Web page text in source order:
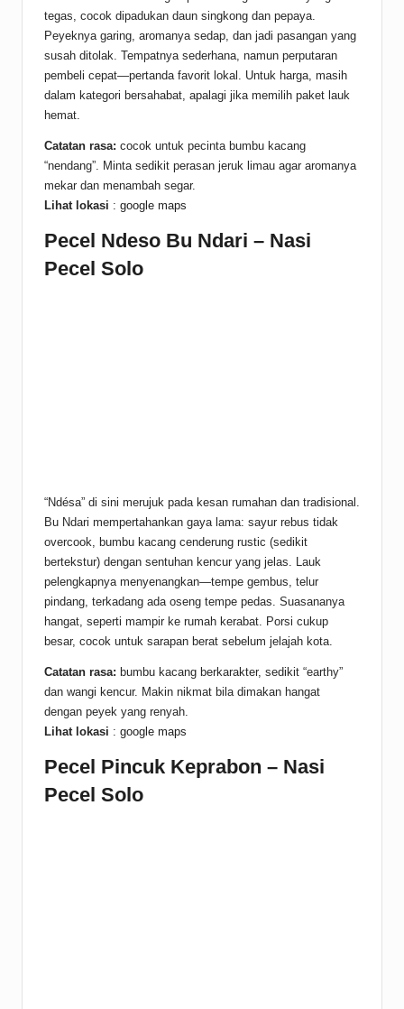
tegas, cocok dipadukan daun singkong dan pepaya.
Peyeknya garing, aromanya sedap, dan jadi pasangan yang
susah ditolak. Tempatnya sederhana, namun perputaran
pembeli cepat—pertanda favorit lokal. Untuk harga, masih
dalam kategori bersahabat, apalagi jika memilih paket lauk
hemat.
Catatan rasa: cocok untuk pecinta bumbu kacang
“nendang”. Minta sedikit perasan jeruk limau agar aromanya
mekar dan menambah segar.
Lihat lokasi : google maps
Pecel Ndeso Bu Ndari – Nasi
Pecel Solo
“Ndésa” di sini merujuk pada kesan rumahan dan tradisional.
Bu Ndari mempertahankan gaya lama: sayur rebus tidak
overcook, bumbu kacang cenderung rustic (sedikit
bertekstur) dengan sentuhan kencur yang jelas. Lauk
pelengkapnya menyenangkan—tempe gembus, telur
pindang, terkadang ada oseng tempe pedas. Suasananya
hangat, seperti mampir ke rumah kerabat. Porsi cukup
besar, cocok untuk sarapan berat sebelum jelajah kota.
Catatan rasa: bumbu kacang berkarakter, sedikit “earthy”
dan wangi kencur. Makin nikmat bila dimakan hangat
dengan peyek yang renyah.
Lihat lokasi : google maps
Pecel Pincuk Keprabon – Nasi
Pecel Solo